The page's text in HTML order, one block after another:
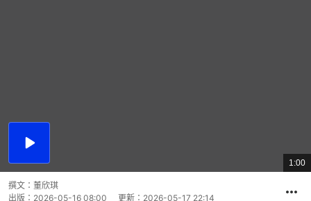
播
總
共
1:00
撰文： 董欣琪
出版： 2026-05-16 08:00 更新： 2026-05-17 22:14